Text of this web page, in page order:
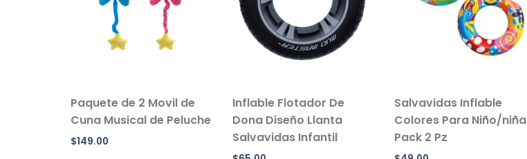
Paquete de 2 Movil de
Cuna Musical de Peluche
$149.00
Inflable Flotador De
Dona Diseño Llanta
Salvavidas Infantil
Salvavidas Inflable
Colores Para Niño/niña
Pack 2 Pz